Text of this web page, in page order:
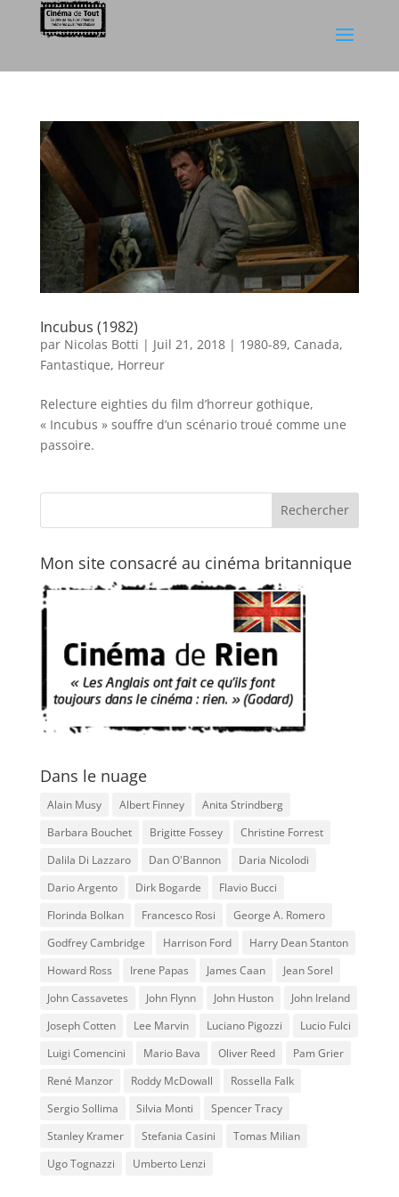
Incubus (1982)
par Nicolas Botti | Juil 21, 2018| 1980-89, Canada,
Fantastique, Horreur
Relecture eighties du film d’horreur gothique,
« Incubus » souffre d’un scénario troué comme une
passoire.
Mon site consacré au cinéma britannique
Dans le nuage
Alain Musy Albert Finney
Anita Strindberg
Barbara Bouchet
Brigitte Fossey
Christine Forrest
Dalila Di Lazzaro
Dan O'Bannon
Daria Nicolodi
Dario Argento
Dirk Bogarde
Flavio Bucci
Florinda Bolkan
Francesco Rosi
George A. Romero
Godfrey Cambridge
Harrison Ford
Harry Dean Stanton
Howard Ross
Irene Papas James Caan
Jean Sorel
John Cassavetes
John Flynn John Huston
John Ireland
Joseph Cotten
Lee Marvin Luciano Pigozzi
Lucio Fulci
Luigi Comencini
Mario Bava Oliver Reed
Pam Grier
René Manzor
Roddy McDowall
Rossella Falk
Sergio Sollima
Silvia Monti
Spencer Tracy
Stanley Kramer
Stefania Casini
Tomas Milian
Ugo Tognazzi
Umberto Lenzi